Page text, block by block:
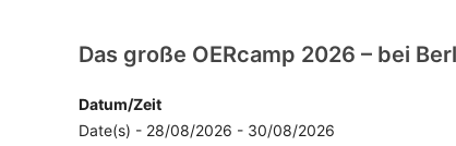
VERANSTALTER-
VERANSTALTUNG
Das große OERcamp 2026 – bei
Datum/Zeit
Date(s) - 28/08/2026 - 30/08/2026